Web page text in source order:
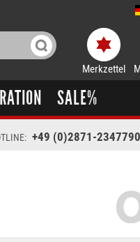
Merkzettel
SALE%
+49 (0)2871-2347790